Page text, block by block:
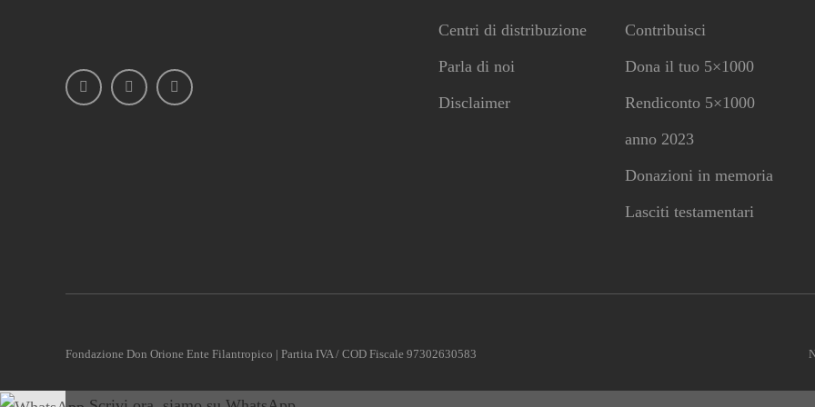
Centri di distribuzione
Parla di noi
Disclaimer
Contribuisci
Dona il tuo 5×1000
Rendiconto 5×1000
anno 2023
Donazioni in memoria
Lasciti testamentari
Fondazione Don Orione Ente Filantropico | Partita IVA / COD Fiscale 97302630583
CONTRIBUISCI ANCHE TU
Anche un piccolo aiuto può fare una grande differenza